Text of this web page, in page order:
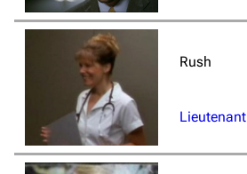
Rush
Lieutenant